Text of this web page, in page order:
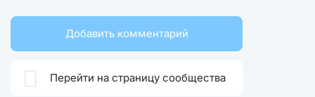
Добавить комментарий
Перейти на страницу сообщества